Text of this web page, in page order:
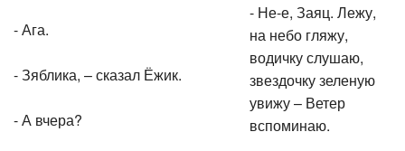
- Ага.
- Зяблика, – сказал Ёжик.
- А вчера?
- Не-е, Заяц. Лежу,
на небо гляжу,
водичку слушаю,
звездочку зеленую
увижу – Ветер
вспоминаю.